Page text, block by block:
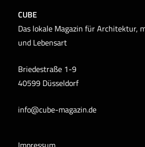
CUBE
Das lokale Magazin für Architektur,
und Lebensart
Briedestraße 1-9
40599 Düsseldorf
info@cube-magazin.de